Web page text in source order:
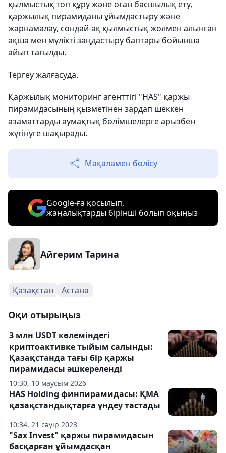
қылмыстық топ құру және оған басшылық ету,
қаржылық пирамиданы ұйымдастыру және
жарнамалау, сондай-ақ қылмыстық жолмен алынған
ақша мен мүлікті заңдастыру баптары бойынша
айып тағылды.
Тергеу жалғасуда.
Қаржылық мониторинг агенттігі "HAS" қаржы
пирамидасының қызметінен зардап шеккен
азаматтарды аумақтық бөлімшелерге арызбен
жүгінуге шақырады.
Мақаламен бөлісу
Google-ға қосылып,
жаңалықтарды бірінші болып оқыңыз
Айгерим Тарина
Қазақстан Астана
Оқи отырыңыз
10:30, 10 маусым 2026
3 млн USDT көлеміндегі
криптоактивке тыйым салынды:
Қазақстанда тағы бір қаржы
пирамидасы әшкереленді
10:34, 21 сәуір 2023
HAS Holding финпирамидасы: ҚМА
қазақстандықтарға үндеу тастады
"Sax Invest" қаржы пирамидасын
басқарған ұйымдасқан